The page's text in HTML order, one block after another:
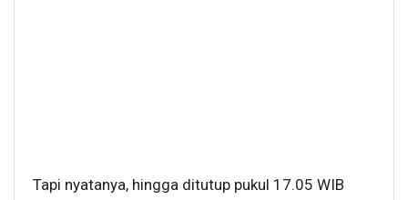
Tapi nyatanya, hingga ditutup pukul 17.05 WIB